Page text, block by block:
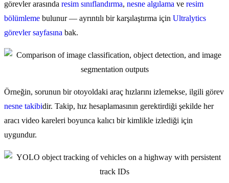
görevler arasında resim sınıflandırma, nesne algılama ve resim
bölümleme bulunur — ayrıntılı bir karşılaştırma için Ultralytics
görevler sayfasına bak.
Örneğin, sorunun bir otoyoldaki araç hızlarını izlemekse, ilgili görev
nesne takibidir. Takip, hız hesaplamasının gerektirdiği şekilde her
aracı video kareleri boyunca kalıcı bir kimlikle izlediği için
uygundur.